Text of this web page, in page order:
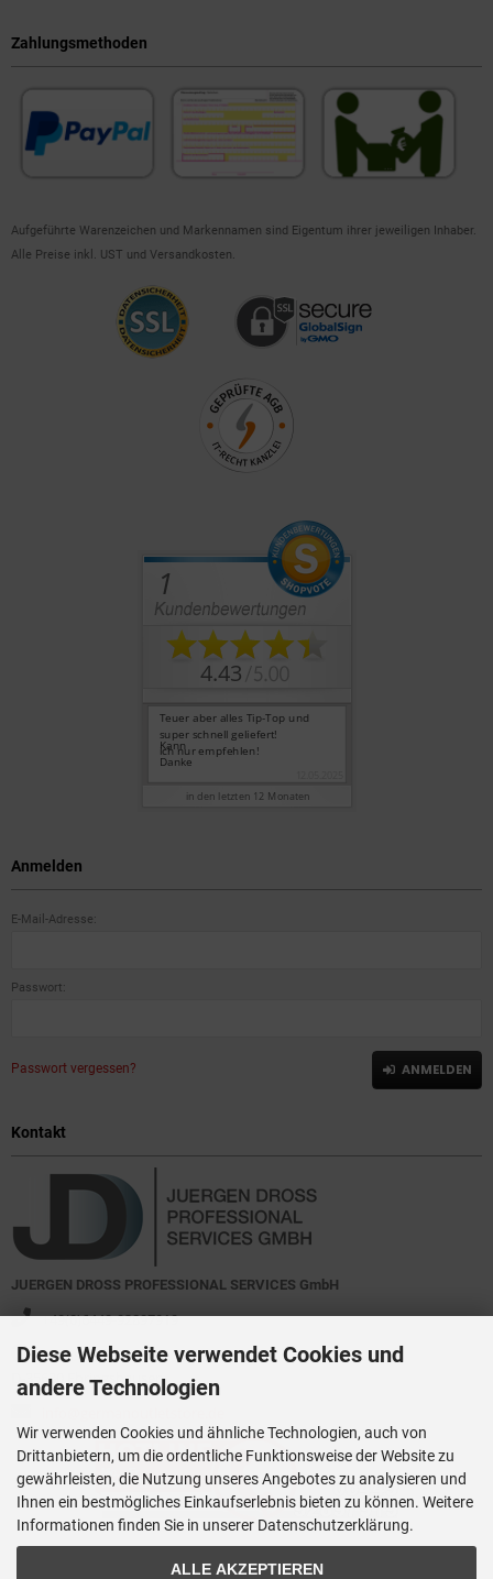
Zahlungsmethoden
Aufgeführte Warenzeichen und Markennamen sind Eigentum ihrer jeweiligen Inhaber.
Alle Preise inkl. UST und Versandkosten.
Anmelden
E-Mail-Adresse:
Passwort:
Passwort vergessen? ANMELDEN
Kontakt
JUERGEN DROSS PROFESSIONAL SERVICES GmbH
+49(0)6449-92897919
Kirchstraße 44
D-35630 Ehringshausen
Diese Webseite verwendet Cookies und
andere Technologien
Wir verwenden Cookies und ähnliche Technologien, auch von
Drittanbietern, um die ordentliche Funktionsweise der Website zu
gewährleisten, die Nutzung unseres Angebotes zu analysieren und
Ihnen ein bestmögliches Einkaufserlebnis bieten zu können. Weitere
Informationen finden Sie in unserer Datenschutzerklärung.
ALLE AKZEPTIEREN